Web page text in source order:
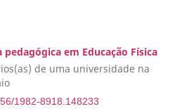
em Educação Física
de uma universidade na
1982-8918.148233